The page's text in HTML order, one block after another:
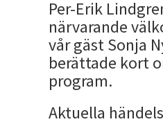
Per-Erik
närvarande
vår gäst Sonja
berättade kort
program.
Aktuella